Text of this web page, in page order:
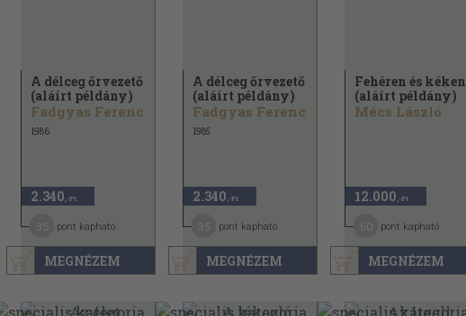
MEGNÉZEM
A délceg őrvezető
(aláírt példány)
Fadgyas Ferenc
1986
2.340 ,-Ft
pont kapható
MEGNÉZEM
A délceg őrvezető
(aláírt példány)
Fadgyas Ferenc
1985
2.340 ,-Ft
pont kapható
MEGNÉZEM
Fehéren és kéken
(aláírt példány)
Mécs László
12.000 ,-Ft
pont kapható